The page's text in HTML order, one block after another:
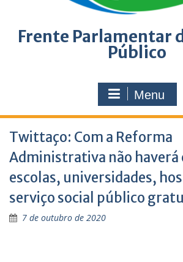
Frente Parlamentar
Público
Menu
Twittaço: Com a Reforma
Administrativa não haverá
escolas, universidades,
serviço social público
7 de outubro de 2020